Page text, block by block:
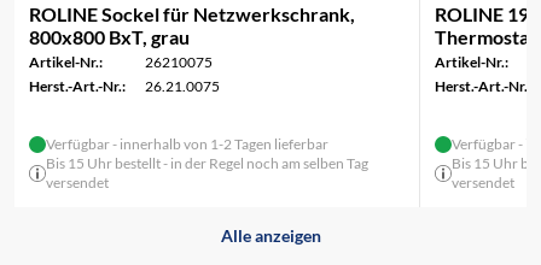
ROLINE Sockel für Netzwerkschrank,
800x800 BxT, grau
Artikel-Nr.:
26210075
Herst.-Art.-Nr.:
26.21.0075
Verfügbar - innerhalb von 1-2 Tagen lieferbar
Bis 15 Uhr bestellt - in der Regel noch am selben Tag
versendet
ROLINE
Thermostat
Artikel-Nr.:
Herst.-Art.-Nr.:
Verfügbar -
Bis 15 Uhr
versendet
Alle anzeigen